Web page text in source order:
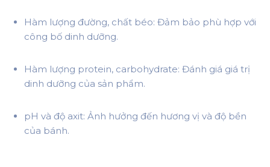
Hàm lượng đường, chất béo: Đảm bảo phù hợp với
công bố dinh dưỡng.
Hàm lượng protein, carbohydrate: Đánh giá giá trị
dinh dưỡng của sản phẩm.
pH và độ axit: Ảnh hưởng đến hương vị và độ bền
của bánh.